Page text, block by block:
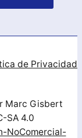
de Privacidad
Marc Gisbert
SA 4.0
NoComercial-